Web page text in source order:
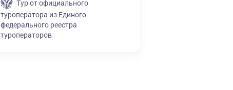
Тур от официального
туроператора из Единого
федерального реестра
туроператоров